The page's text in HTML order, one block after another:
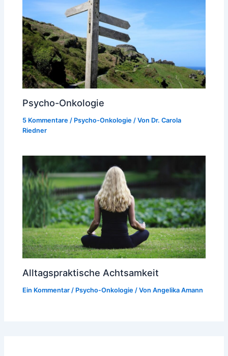
Psycho-Onkologie
5 Kommentare / Psycho-Onkologie / Von Dr. Carola
Riedner
Alltagspraktische Achtsamkeit
Ein Kommentar / Psycho-Onkologie / VonAngelika Amann